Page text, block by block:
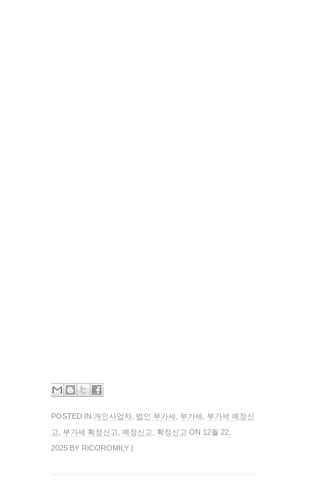
POSTED IN 개인사업자 법인 부가세 부가세
부가세 예정신
고
부가세 확정신고 예정신고 확정신고 ON 12월 22,
2025 BY RICOROMILY |